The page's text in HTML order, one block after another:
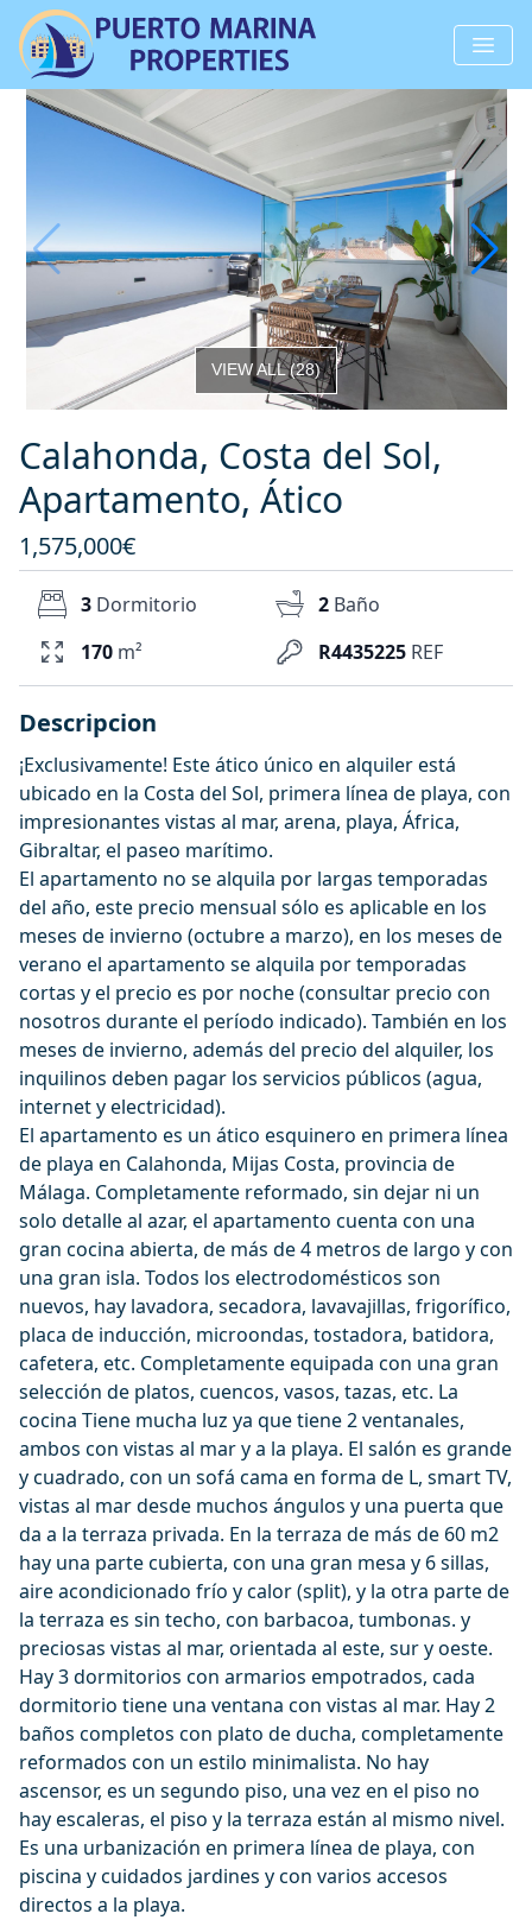
VIEW ALL(28)
Calahonda, Costa del Sol,
Apartamento, Ático
1,575,000€
R4435225 REF
3 Dormitorio 2 Baño
170 m²
Descripcion
¡Exclusivamente! Este ático único en alquiler está
ubicado en la Costa del Sol, primera línea de playa, con
impresionantes vistas al mar, arena, playa, África,
Gibraltar, el paseo marítimo.
El apartamento no se alquila por largas temporadas
del año, este precio mensual sólo es aplicable en los
meses de invierno (octubre a marzo), en los meses de
verano el apartamento se alquila por temporadas
cortas y el precio es por noche (consultar precio con
nosotros durante el período indicado). También en los
meses de invierno, además del precio del alquiler, los
inquilinos deben pagar los servicios públicos (agua,
internet y electricidad).
El apartamento es un ático esquinero en primera línea
de playa en Calahonda, Mijas Costa, provincia de
Málaga. Completamente reformado, sin dejar ni un
solo detalle al azar, el apartamento cuenta con una
gran cocina abierta, de más de 4 metros de largo y con
una gran isla. Todos los electrodomésticos son
nuevos, hay lavadora, secadora, lavavajillas, frigorífico,
placa de inducción, microondas, tostadora, batidora,
cafetera, etc. Completamente equipada con una gran
selección de platos, cuencos, vasos, tazas, etc. La
cocina Tiene mucha luz ya que tiene 2 ventanales,
ambos con vistas al mar y a la playa. El salón es grande
y cuadrado, con un sofá cama en forma de L, smart TV,
vistas al mar desde muchos ángulos y una puerta que
da a la terraza privada. En la terraza de más de 60 m2
hay una parte cubierta, con una gran mesa y 6 sillas,
aire acondicionado frío y calor (split), y la otra parte de
la terraza es sin techo, con barbacoa, tumbonas. y
preciosas vistas al mar, orientada al este, sur y oeste.
Hay 3 dormitorios con armarios empotrados, cada
dormitorio tiene una ventana con vistas al mar. Hay 2
baños completos con plato de ducha, completamente
reformados con un estilo minimalista. No hay
ascensor, es un segundo piso, una vez en el piso no
hay escaleras, el piso y la terraza están al mismo nivel.
Es una urbanización en primera línea de playa, con
piscina y cuidados jardines y con varios accesos
directos a la playa.